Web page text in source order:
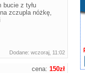
bucie z tyłu
zczupla nóżkę,
Dodane: wczoraj, 11:02
cena: 150zł